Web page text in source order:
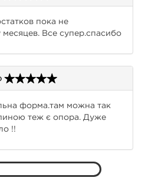
пока не
Все супер.спасибо
форма.там можна так
теж є опора. Дуже
!!